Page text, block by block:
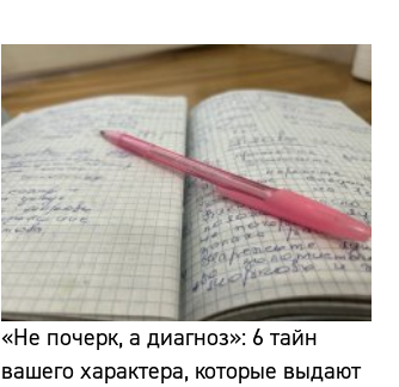
«Не почерк, а диагноз»: 6 тайн
вашего характера, которые выдают
Сайт:
Адрес:
Телефон: